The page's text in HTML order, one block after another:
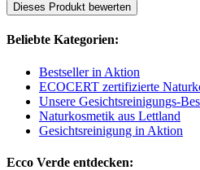
Dieses Produkt bewerten
Beliebte Kategorien:
Bestseller in Aktion
ECOCERT zertifizierte
Unsere Gesichtsreinigungs-
Naturkosmetik aus Lettland
Gesichtsreinigung in Aktion
Ecco Verde entdecken: